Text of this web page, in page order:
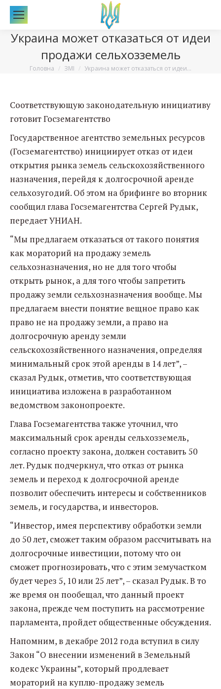
Украина может отказаться от идеи
продажи сельхозземель
Вы здесь:
Головна ЗМІ Украина может отказаться от идеи…
Соответствующую законодательную инициативу
готовит Госземагентство
Государственное агентство земельных ресурсов
(Госземагентство) инициирует отказ от идеи
открытия рынка земель сельскохозяйственного
назначения, перейдя к долгосрочной аренде
сельхозугодий. Об этом на брифинге во вторник
сообщил глава Госземагентства Сергей Рудык,
передает УНИАН.
“Мы предлагаем отказаться от такого понятия
как мораторий на продажу земель
сельхозназначения, но не для того чтобы
открыть рынок, а для того чтобы запретить
продажу земли сельхозназначения вообще. Мы
предлагаем внести понятие вещное право как
право не на продажу земли, а право на
долгосрочную аренду земли
сельскохозяйственного назначения, определяя
минимальный срок этой аренды в 14 лет”, –
сказал Рудык, отметив, что соответствующая
инициатива изложена в разработанном
ведомством законопроекте.
Глава Госземагентства также уточнил, что
максимальный срок аренды сельхозземель,
согласно проекту закона, должен составить 50
лет. Рудык подчеркнул, что отказ от рынка
земель и переход к долгосрочной аренде
позволит обеспечить интересы и собственников
земель, и государства, и инвесторов.
“Инвестор, имея перспективу обработки земли
до 50 лет, сможет таким образом рассчитывать на
долгосрочные инвестиции, потому что он
сможет прогнозировать, что с этим земучастком
будет через 5, 10 или 25 лет”, – сказал Рудык. В то
же время он пообещал, что данный проект
закона, прежде чем поступить на рассмотрение
парламента, пройдет общественные обсуждения.
Напомним, в декабре 2012 года вступил в силу
Закон “О внесении изменений в Земельный
кодекс Украины”, который продлевает
мораторий на куплю-продажу земель